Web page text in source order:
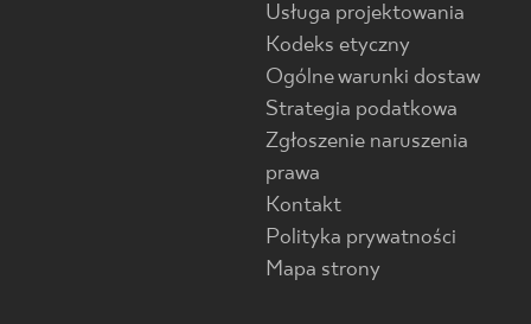
Usługa projektowania
Kodeks etyczny
Ogólne warunki dostaw
Strategia podatkowa
Zgłoszenie naruszenia
prawa
Kontakt
Polityka prywatności
Mapa strony